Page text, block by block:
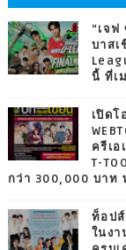
“เจ
บาส
นี้ ที่เ
เปิดโ
ครีเอ
T-
กว่า 300,000 บาท
ท็อป
ในง